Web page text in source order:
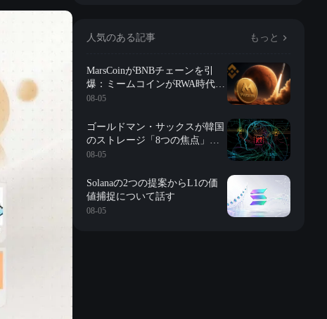
人気のある記事 もっと
MarsCoinがBNBチェーンを引
爆：ミームコインがRWA時代に
突入？
08-05
ゴールドマン・サックスが韓国
のストレージ「8つの焦点」を
詳解：評価、長期契約、在庫、
08-05
Solanaの2つの提案からL1の価
値捕捉について話す
08-05